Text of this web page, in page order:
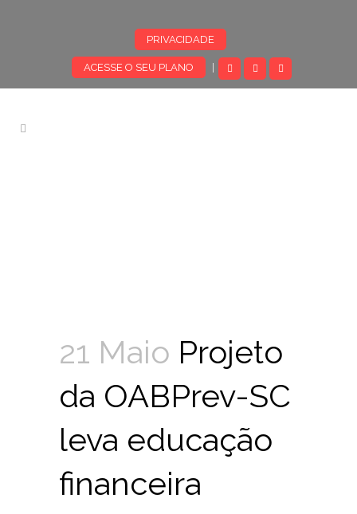
PRIVACIDADE
ACESSE O SEU PLANO
21 Maio Projeto
da OABPrev-SC
leva educação
financeira